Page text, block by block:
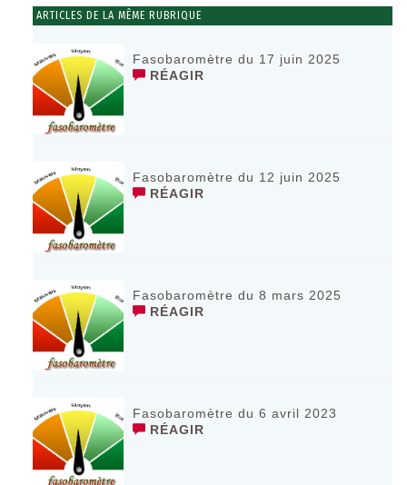
ARTICLES DE LA MÊME RUBRIQUE
Fasobaromètre du 17 juin 2025
RÉAGIR
Fasobaromètre du 12 juin 2025
RÉAGIR
Fasobaromètre du 8 mars 2025
RÉAGIR
Fasobaromètre du 6 avril 2023
RÉAGIR